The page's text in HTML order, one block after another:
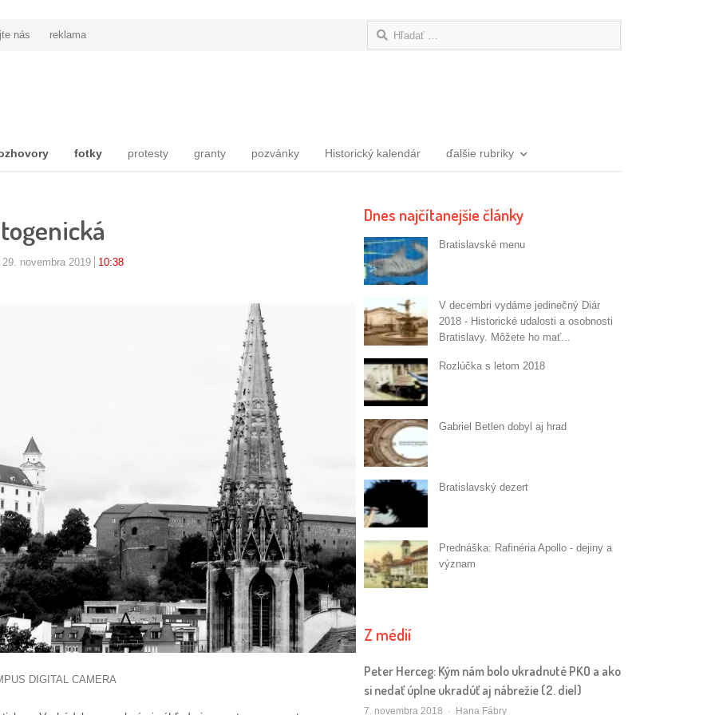
nás reklama Hľadať:
fotky protesty granty pozvánky Historický kalendár ďalšie rubriky
novembra 2019 10:38
DIGITAL CAMERA
Dnes najčítanejšie články
Bratislavské menu
V decembri vydáme jedinečný Diár
2018 - Historické udalosti a osobnosti
Bratislavy. Môžete ho mať...
Rozlúčka s letom 2018
Gabriel Betlen dobyl aj hrad
Bratislavský dezert
Prednáška: Rafinéria Apollo - dejiny a
význam
Z médií
Peter Herceg: Kým nám bolo ukradnuté PKO a ako
si nedať úplne ukradúť aj nábrežie (2. diel)
7. novembra 2018 Autor/ka
Hana Fábry